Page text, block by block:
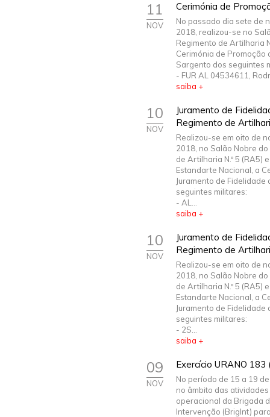
11
NOV
Cerimónia de
No passado dia sete de
2018, realizou-se no
Regimento de Artilharia
Cerimónia de Promoção
Sargento dos seguintes
- FUR AL 04534611,
saiba +
10
NOV
Juramento de
Regimento de
Realizou-se em oito de
2018, no Salão Nobre
de Artilharia N.º 5 (RA5)
Estandarte Nacional, a
Juramento de Fidelidade
seguintes militares:
- AL...
saiba +
10
NOV
Juramento de
Regimento de
Realizou-se em oito de
2018, no Salão Nobre
de Artilharia N.º 5 (RA5)
Estandarte Nacional, a
Juramento de Fidelidade
seguintes militares:
- 2S...
saiba +
09
NOV
Exercício URANO 183
No período de 15 a 19
no âmbito das
operacional da Brigada
Intervenção (BrigInt)